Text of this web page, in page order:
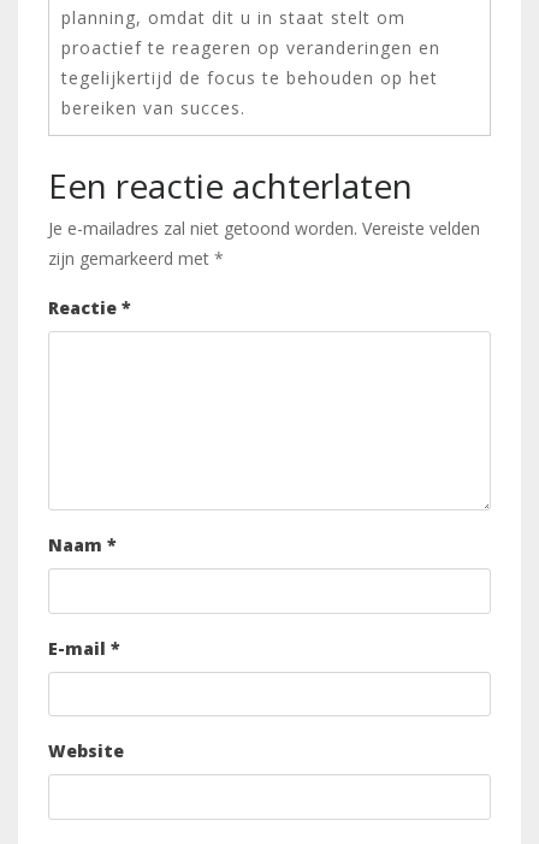
planning, omdat dit u in staat stelt om
proactief te reageren op veranderingen en
tegelijkertijd de focus te behouden op het
bereiken van succes.
Een reactie achterlaten
Je e-mailadres zal niet getoond worden. Vereiste velden
zijn gemarkeerd met *
Reactie *
Naam *
E-mail *
Website